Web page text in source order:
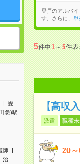
愛
急)駅
師
治
登戸のアルバイ
す。さらに、
単
5件中1～5件
【高収
派遣 職種
20～